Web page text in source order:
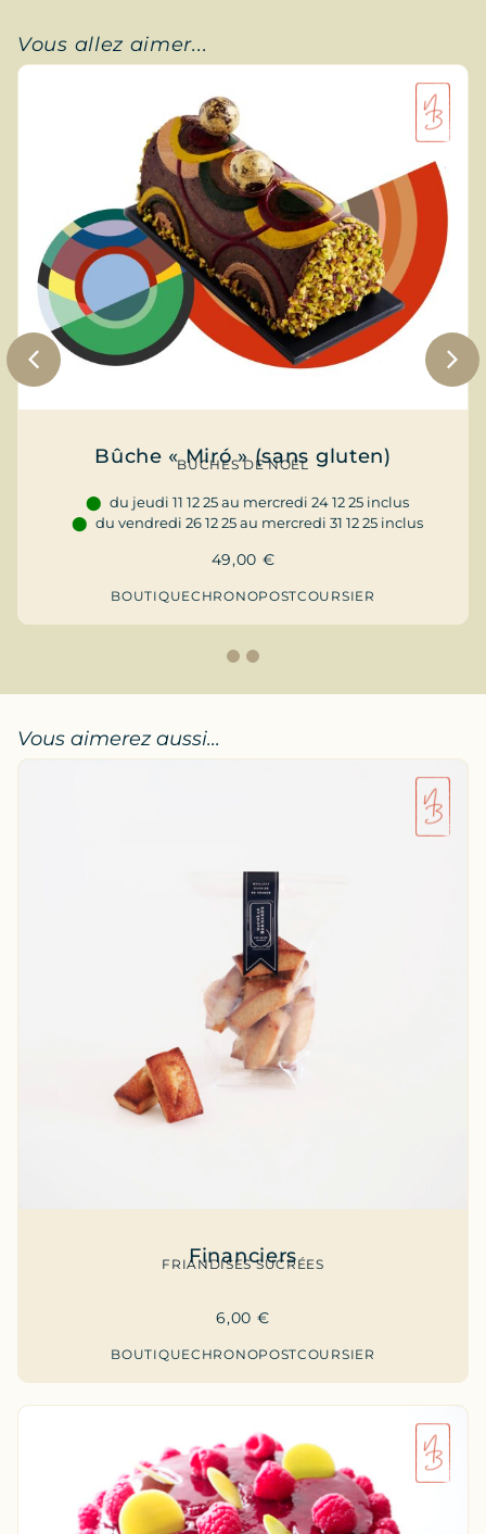
Vous allez aimer...
Bûche « Miró » (sans gluten)
BÛCHES DE NOËL
du jeudi 11 12 25 au mercredi 24 12 25 inclus
du vendredi 26 12 25 au mercredi 31 12 25 inclus
49,00 €
BOUTIQUECHRONOPOSTCOURSIER
Vous aimerez aussi...
Financiers
FRIANDISES SUCRÉES
6,00 €
BOUTIQUECHRONOPOSTCOURSIER